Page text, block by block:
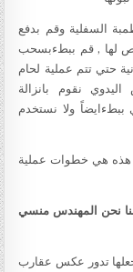
السفلية وقم بدفع
لها , قم ببطءبسحب
الياسفل فتستغرق الماكينة من 1- 2 ثانية حتي تتم عملية لحام
نقوم بانزالة
اخري ببطءايضاً ولا نستخدم
هذه هي خطوات عملية
نحن المهندس منسي
تدور عكس عقارب